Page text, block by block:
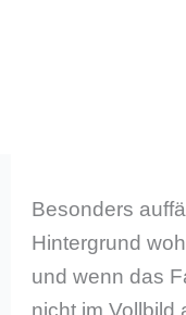
Besonders
Hintergrund
und wenn das